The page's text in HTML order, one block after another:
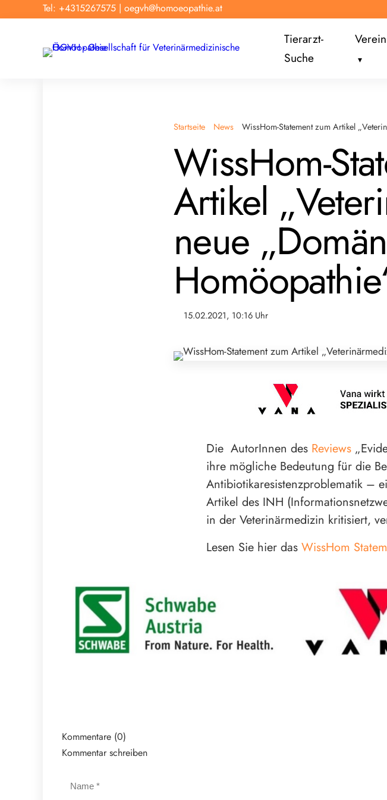
Tel: +4315267575 | oegvh@homoeopathie.at
Tierarzt-
Suche
Verein
Startseite News WissHom-Statement zum Artikel
WissHom-
Artikel
neue
15.02.2021, 10:16 Uhr
Die AutorInnen des Reviews
ihre mögliche Bedeutung für die
Antibiotikaresistenzproblematik –
Artikel des INH
in der Veterinärmedizin kritisiert,
Lesen Sie hier das WissHom
Kommentare (0)
Kommentar schreiben